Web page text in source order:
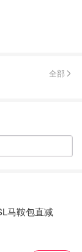
全部
马鞍包直减